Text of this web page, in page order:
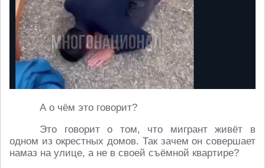
А о чём это говорит?
Это говорит о том, что мигрант живёт в
одном из окрестных домов. Так зачем он совершает
намаз на улице, а не в своей съёмной квартире?